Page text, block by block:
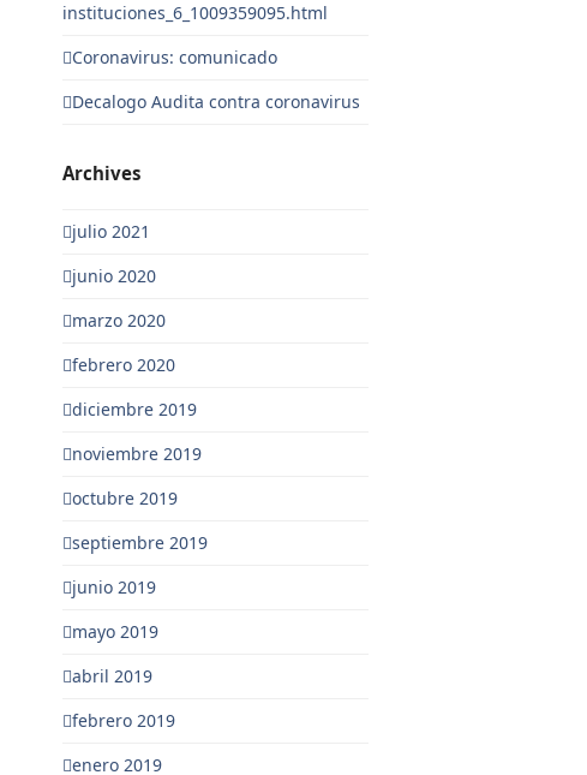
instituciones_6_1009359095.html
Coronavirus: comunicado
Decalogo Audita contra coronavirus
Archives
julio 2021
junio 2020
marzo 2020
febrero 2020
diciembre 2019
noviembre 2019
octubre 2019
septiembre 2019
junio 2019
mayo 2019
abril 2019
febrero 2019
enero 2019